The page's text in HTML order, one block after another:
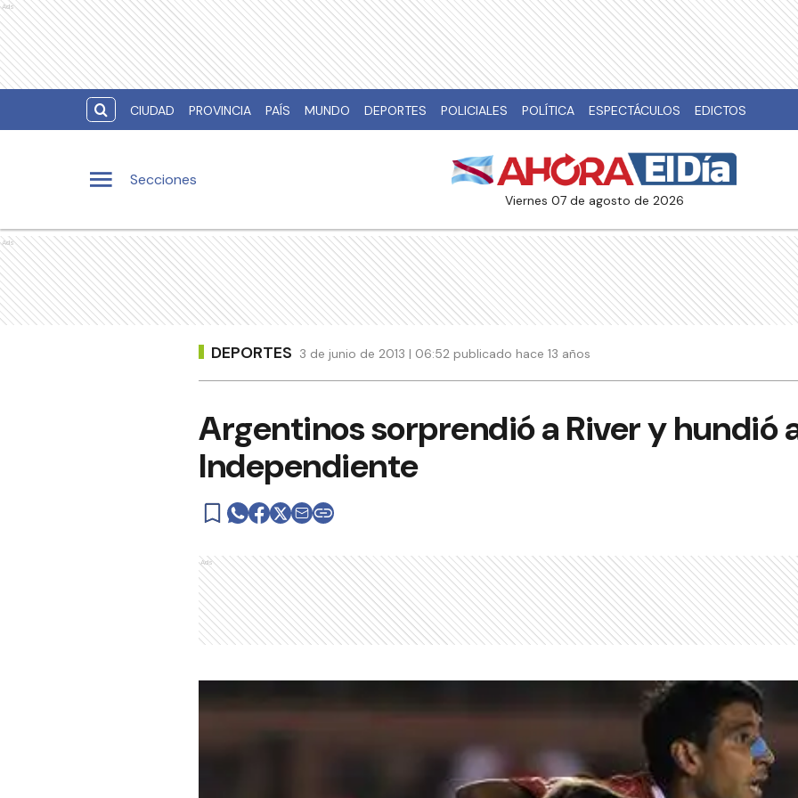
Ads
CIUDAD PROVINCIA PAÍS MUNDO DEPORTES POLICIALES POLÍTICA ESPECTÁCULOS EDICTOS
Secciones
viernes 07 de agosto de 2026
Ads
DEPORTES 3 de junio de 2013 | 06:52 publicado hace 13 años
Argentinos sorprendió a River y hundió
Independiente
Ads